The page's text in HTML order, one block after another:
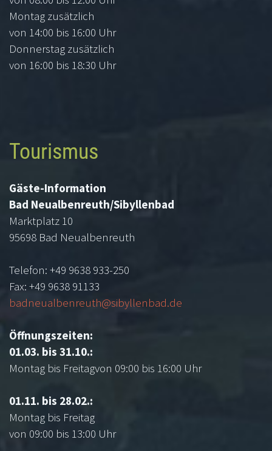
Montag zusätzlich
von 14:00 bis 16:00 Uhr
Donnerstag zusätzlich
von 16:00 bis 18:30 Uhr
Tourismus
Gäste-Information
Bad Neualbenreuth/Sibyllenbad
Marktplatz 10
95698 Bad Neualbenreuth
Telefon: +49 9638 933-250
Fax: +49 9638 91133
badneualbenreuth@sibyllenbad.de
Öffnungszeiten:
01.03. bis 31.10.:
Montag bis Freitagvon 09:00 bis 16:00 Uhr
01.11. bis 28.02.:
Montag bis Freitag
von 09:00 bis 13:00 Uhr